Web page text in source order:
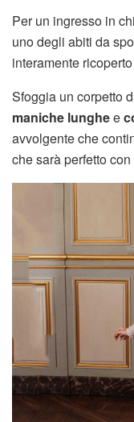
Per un ingresso in
uno degli abiti da
interamente
Sfoggia un corpetto
maniche lunghee
avvolgente che
che sarà perfetto con